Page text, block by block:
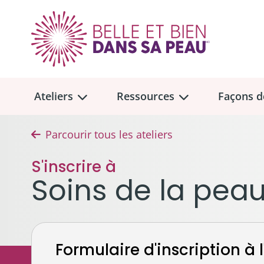
Ateliers
Aperçu des
Emplacement des ateliers en personne
Ressources
Soins de la peau et maquillage
Seins, soutiens-gorge et
Façons
Dons
À la
Parcourir tous les ateliers
S'inscrire à
Soins de la
Formulaire d'inscription à